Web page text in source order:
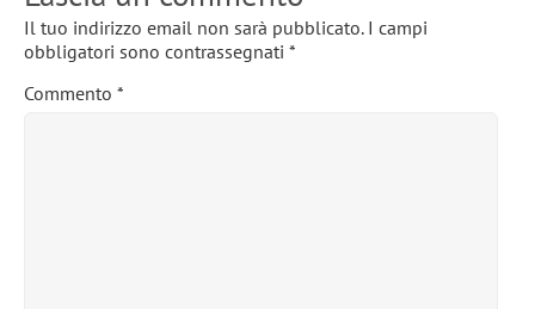
Il tuo indirizzo email non sarà pubblicato. I campi
obbligatori sono contrassegnati *
Commento *